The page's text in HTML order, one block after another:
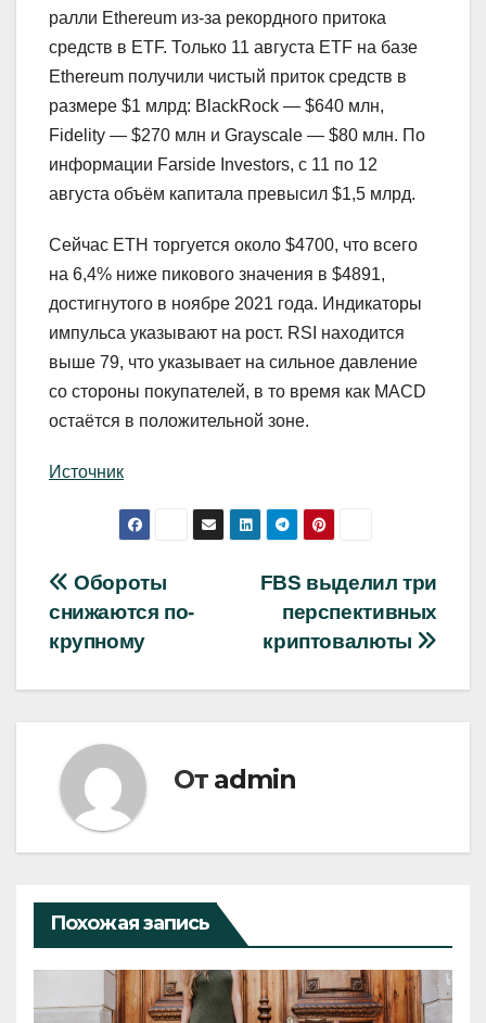
ралли Ethereum из-за рекордного притока
средств в ETF. Только 11 августа ETF на базе
Ethereum получили чистый приток средств в
размере $1 млрд: BlackRock — $640 млн,
Fidelity — $270 млн и Grayscale — $80 млн. По
информации Farside Investors, с 11 по 12
августа объём капитала превысил $1,5 млрд.
Сейчас ETH торгуется около $4700, что всего
на 6,4% ниже пикового значения в $4891,
достигнутого в ноябре 2021 года. Индикаторы
импульса указывают на рост. RSI находится
выше 79, что указывает на сильное давление
со стороны покупателей, в то время как MACD
остаётся в положительной зоне.
Источник
Навигация
по
записям
FBS выделил три
перспективных
криптовалюты
Обороты
снижаются по-
крупному
От admin
Похожая запись